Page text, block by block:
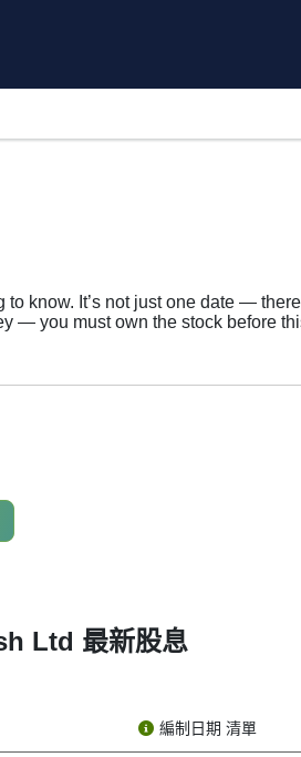
to know. It’s not just one date —
— you must own the stock before
come across the term “MTS
a reward for owning its stock.
that make up the dividend timeline.
The company tells the public
Ltd 最新股息
編制日期 清單